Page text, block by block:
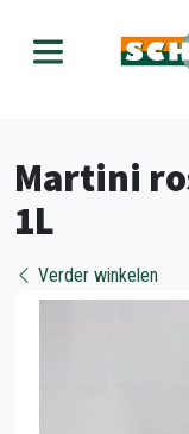
Martini
1L
Verder winkelen